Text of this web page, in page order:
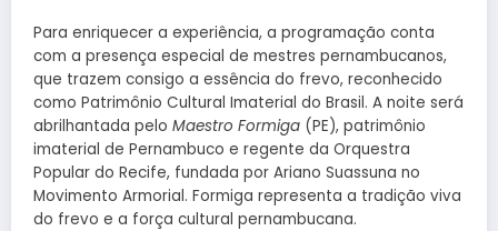
Para enriquecer a experiência, a programação conta
com a presença especial de mestres pernambucanos,
que trazem consigo a essência do frevo, reconhecido
como Patrimônio Cultural Imaterial do Brasil. A noite será
abrilhantada pelo Maestro Formiga (PE), patrimônio
imaterial de Pernambuco e regente da Orquestra
Popular do Recife, fundada por Ariano Suassuna no
Movimento Armorial. Formiga representa a tradição viva
do frevo e a força cultural pernambucana.